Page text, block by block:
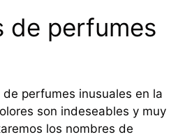
de perfumes
perfumes inusuales en la
son indeseables y muy
los nombres de